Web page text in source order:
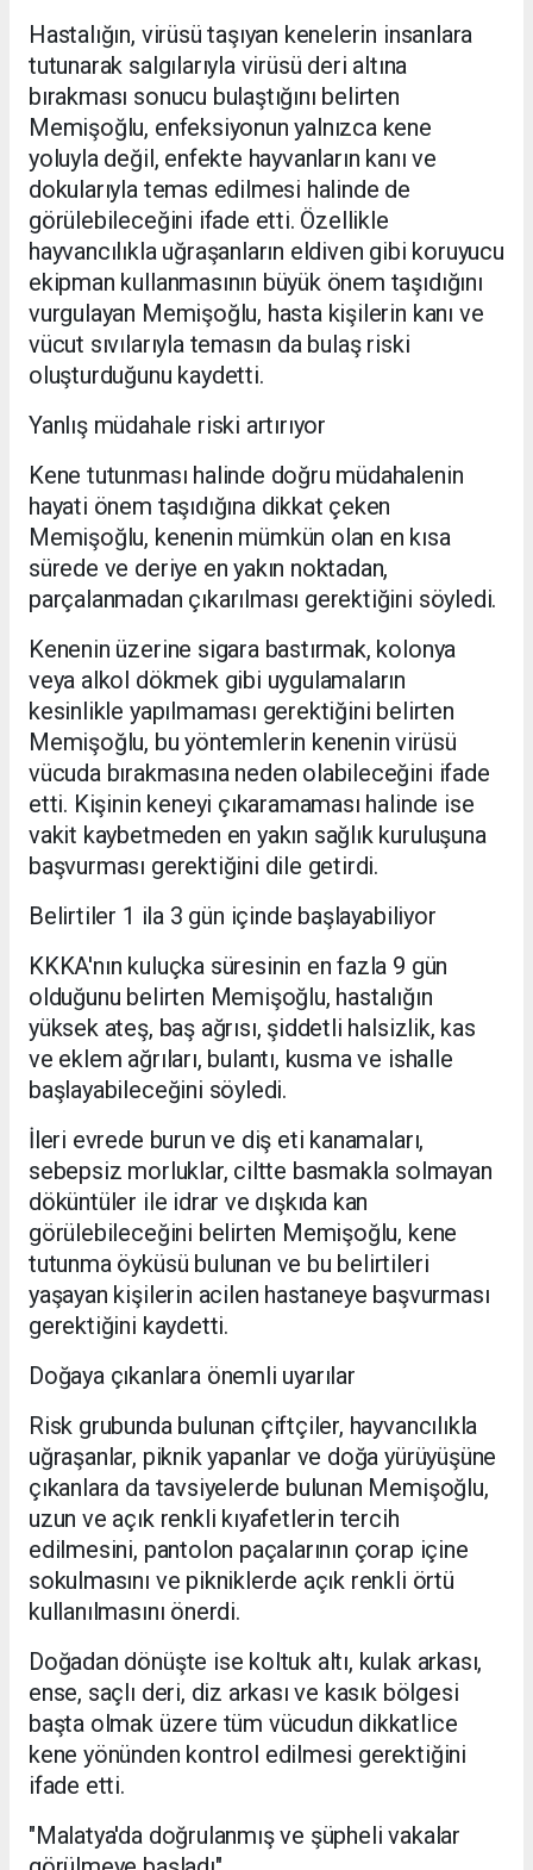
Hastalığın, virüsü taşıyan kenelerin insanlara
tutunarak salgılarıyla virüsü deri altına
bırakması sonucu bulaştığını belirten
Memişoğlu, enfeksiyonun yalnızca kene
yoluyla değil, enfekte hayvanların kanı ve
dokularıyla temas edilmesi halinde de
görülebileceğini ifade etti. Özellikle
hayvancılıkla uğraşanların eldiven gibi koruyucu
ekipman kullanmasının büyük önem taşıdığını
vurgulayan Memişoğlu, hasta kişilerin kanı ve
vücut sıvılarıyla temasın da bulaş riski
oluşturduğunu kaydetti.
Yanlış müdahale riski artırıyor
Kene tutunması halinde doğru müdahalenin
hayati önem taşıdığına dikkat çeken
Memişoğlu, kenenin mümkün olan en kısa
sürede ve deriye en yakın noktadan,
parçalanmadan çıkarılması gerektiğini söyledi.
Kenenin üzerine sigara bastırmak, kolonya
veya alkol dökmek gibi uygulamaların
kesinlikle yapılmaması gerektiğini belirten
Memişoğlu, bu yöntemlerin kenenin virüsü
vücuda bırakmasına neden olabileceğini ifade
etti. Kişinin keneyi çıkaramaması halinde ise
vakit kaybetmeden en yakın sağlık kuruluşuna
başvurması gerektiğini dile getirdi.
Belirtiler 1 ila 3 gün içinde başlayabiliyor
KKKA'nın kuluçka süresinin en fazla 9 gün
olduğunu belirten Memişoğlu, hastalığın
yüksek ateş, baş ağrısı, şiddetli halsizlik, kas
ve eklem ağrıları, bulantı, kusma ve ishalle
başlayabileceğini söyledi.
İleri evrede burun ve diş eti kanamaları,
sebepsiz morluklar, ciltte basmakla solmayan
döküntüler ile idrar ve dışkıda kan
görülebileceğini belirten Memişoğlu, kene
tutunma öyküsü bulunan ve bu belirtileri
yaşayan kişilerin acilen hastaneye başvurması
gerektiğini kaydetti.
Doğaya çıkanlara önemli uyarılar
Risk grubunda bulunan çiftçiler, hayvancılıkla
uğraşanlar, piknik yapanlar ve doğa yürüyüşüne
çıkanlara da tavsiyelerde bulunan Memişoğlu,
uzun ve açık renkli kıyafetlerin tercih
edilmesini, pantolon paçalarının çorap içine
sokulmasını ve pikniklerde açık renkli örtü
kullanılmasını önerdi.
Doğadan dönüşte ise koltuk altı, kulak arkası,
ense, saçlı deri, diz arkası ve kasık bölgesi
başta olmak üzere tüm vücudun dikkatlice
kene yönünden kontrol edilmesi gerektiğini
ifade etti.
"Malatya'da doğrulanmış ve şüpheli vakalar